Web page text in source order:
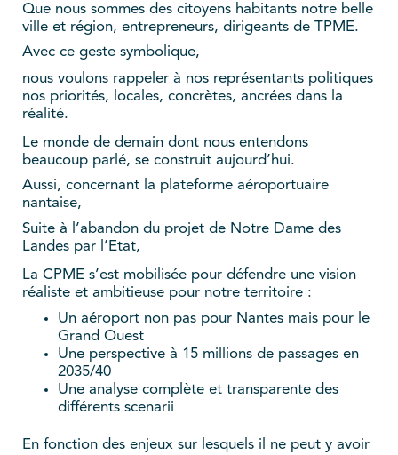
Que nous sommes des citoyens habitants notre belle
ville et région, entrepreneurs, dirigeants de TPME.
Avec ce geste symbolique,
nous voulons rappeler à nos représentants politiques
nos priorités, locales, concrètes, ancrées dans la
réalité.
Le monde de demain dont nous entendons
beaucoup parlé, se construit aujourd’hui.
Aussi, concernant la plateforme aéroportuaire
nantaise,
Suite à l’abandon du projet de Notre Dame des
Landes par l’Etat,
La CPME s’est mobilisée pour défendre une vision
réaliste et ambitieuse pour notre territoire :
Un aéroport non pas pour Nantes mais pour le
Grand Ouest
Une perspective à 15 millions de passages en
2035/40
Une analyse complète et transparente des
différents scenarii
En fonction des enjeux sur lesquels il ne peut y avoir